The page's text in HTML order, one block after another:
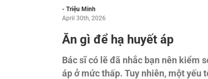
- Triệu Minh
April 30th, 2026
Ăn gì để hạ huyết áp
Bác sĩ có lẽ đã nhắc bạn nên
áp ở mức thấp. Tuy nhiên, một